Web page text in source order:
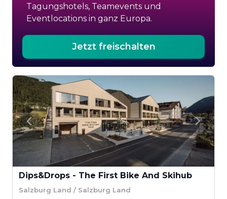
Tagungshotels, Teamevents und
Eventlocations in ganz Europa.
Jetzt freischalten
Dips&Drops - The First Bike And Skihub
Salzburg Land / Salzburg Land